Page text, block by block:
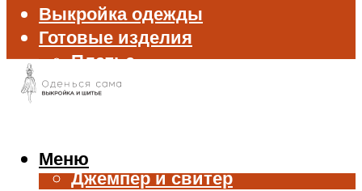
Выкройка одежды
Готовые изделия
Платье
Брюки
Жилет
Джемпер и свитер
Меню